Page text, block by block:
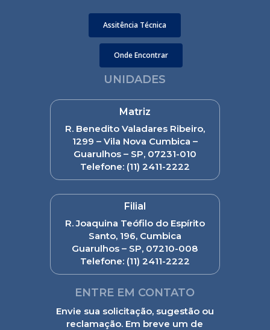
Assitência Técnica
Onde Encontrar
UNIDADES
Matriz
R. Benedito Valadares Ribeiro,
1299 – Vila Nova Cumbica –
Guarulhos – SP, 07231-010
Telefone: (11) 2411-2222
Filial
R. Joaquina Teófilo do Espírito
Santo, 196, Cumbica
Guarulhos – SP, 07210-008
Telefone:(11) 2411-2222
ENTRE EM CONTATO
Envie sua solicitação, sugestão ou
reclamação. Em breve um de